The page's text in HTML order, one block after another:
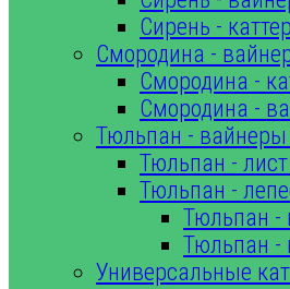
Сирень -
Смородина -
Смородина -
Смородина -
Тюльпан - вайнеры
Тюльпан -
Тюльпан -
Тюльпан -
Тюльпан -
Универсальные